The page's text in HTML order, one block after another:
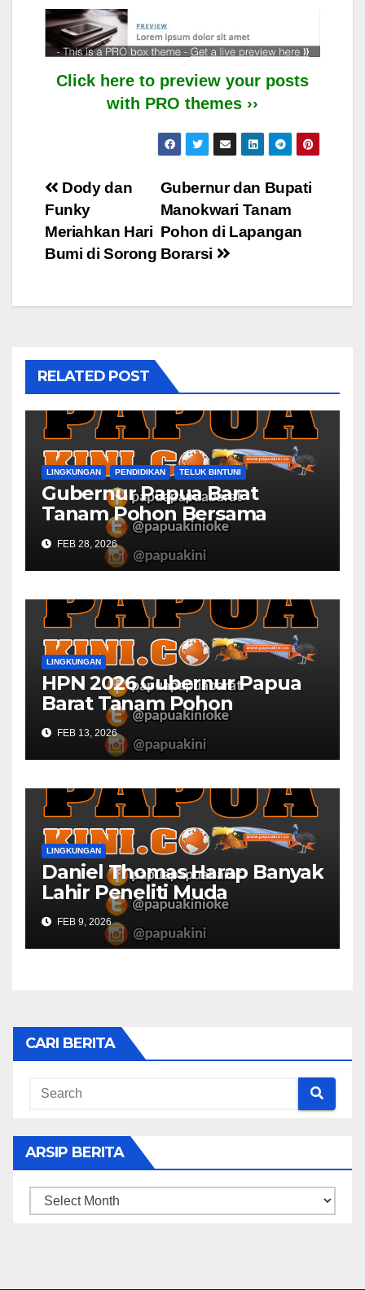
Click here to preview your posts
with PRO themes ››
Post
navigation
Gubernur dan Bupati
Manokwari Tanam
Pohon di Lapangan
Borarsi
Dody dan
Funky
Meriahkan Hari
Bumi di Sorong
RELATED POST
LINGKUNGAN PENDIDIKAN TELUK BINTUNI
Gubernur Papua Barat
Tanam Pohon Bersama
Civitas Academica
Universitas Muhammadiyah
FEB 28, 2026
LINGKUNGAN
HPN 2026 Gubernur Papua
Barat Tanam Pohon
FEB 13, 2026
LINGKUNGAN
Daniel Thomas Harap Banyak
Lahir Peneliti Muda
FEB 9, 2026
CARI BERITA
ARSIP BERITA
ARSIP